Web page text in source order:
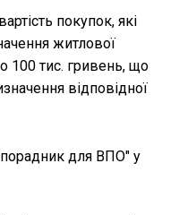
покупок, які
житлової
100 тис. гривень, що
відповідної
для ВПО" у